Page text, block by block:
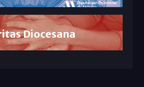
Diocesana